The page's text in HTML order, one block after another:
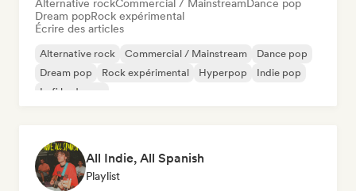
Alternative rockCommercial / MainstreamDance pop
Dream popRock expérimental
Écrire des articles
Alternative rock Commercial / Mainstream
Dance pop
Dream pop
Rock expérimental Hyperpop
Indie pop
Lofi bedroom
All Indie, All Spanish
Playlist